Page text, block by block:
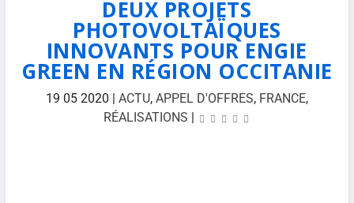
DEUX PROJETS
PHOTOVOLTAÏQUES
INNOVANTS POUR ENGIE
GREEN EN RÉGION OCCITANIE
19 05 2020 | ACTU, APPEL D'OFFRES, FRANCE,
RÉALISATIONS |